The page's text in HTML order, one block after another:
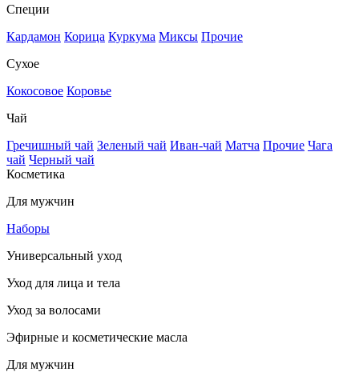
Специи
Кардамон Корица Куркума Миксы Прочие
Сухое
Кокосовое Коровье
Чай
Гречишный чай Зеленый чай Иван-чай Матча Прочие Чага
чай Черный чай
Косметика
Для мужчин
Наборы
Универсальный уход
Уход для лица и тела
Уход за волосами
Эфирные и косметические масла
Для мужчин